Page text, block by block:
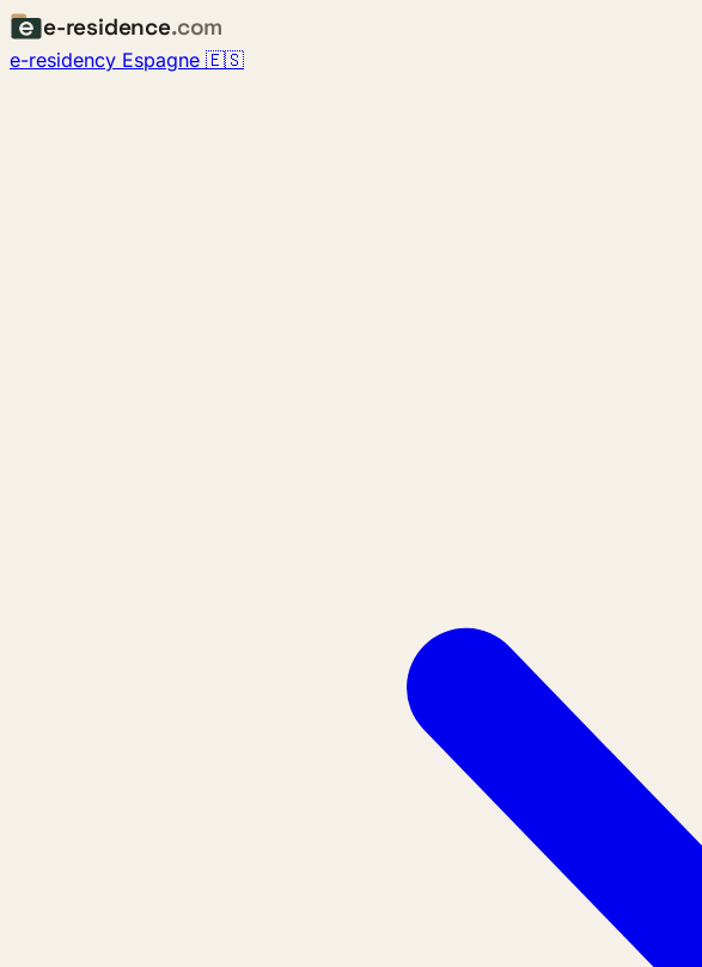
e-residence.com
e-residency Espagne 🇪🇸